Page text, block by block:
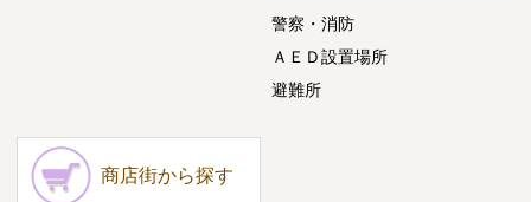
警察・消防
ＡＥＤ設置場所
避難所
商店街から探す